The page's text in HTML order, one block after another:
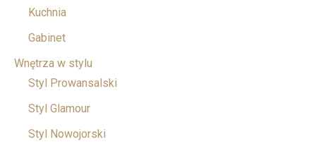
Kuchnia
Gabinet
Wnętrza w stylu
Styl Prowansalski
Styl Glamour
Styl Nowojorski